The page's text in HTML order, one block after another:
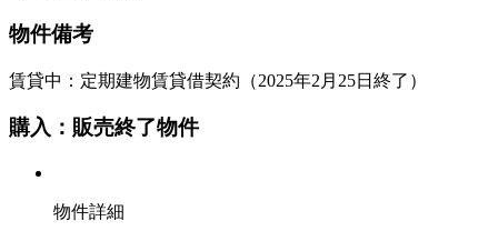
物件備考
賃貸中：定期建物賃貸借契約（2025年2月25日終了）
購入：販売終了物件
物件詳細